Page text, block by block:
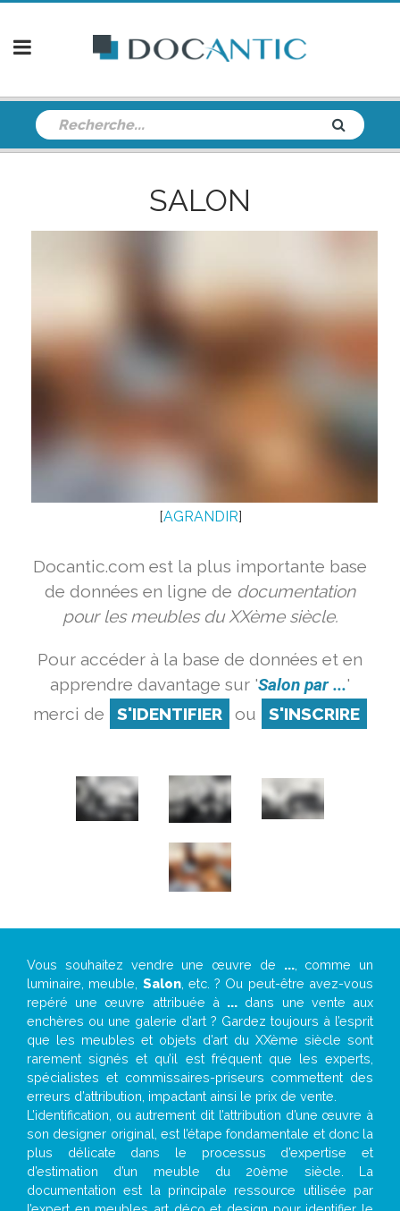
SALON
[AGRANDIR]
Docantic.com est la plus importante base
de données en ligne de documentation
pour les meubles du XXème siècle.
Pour accéder à la base de données et en
apprendre davantage sur 'Salon par ...'
merci de
S'IDENTIFIER ou S'INSCRIRE
Vous souhaitez vendre une œuvre de ..., comme un
luminaire, meuble, Salon, etc. ? Ou peut-être avez-vous
repéré une œuvre attribuée à ... dans une vente aux
enchères ou une galerie d’art ? Gardez toujours à l’esprit
que les meubles et objets d’art du XXème siècle sont
rarement signés et qu’il est fréquent que les experts,
spécialistes et commissaires-priseurs commettent des
erreurs d’attribution, impactant ainsi le prix de vente.
L’identification, ou autrement dit l’attribution d’une œuvre à
son designer original, est l’étape fondamentale et donc la
plus délicate dans le processus d’expertise et
d’estimation d’un meuble du 20ème siècle. La
documentation est la principale ressource utilisée par